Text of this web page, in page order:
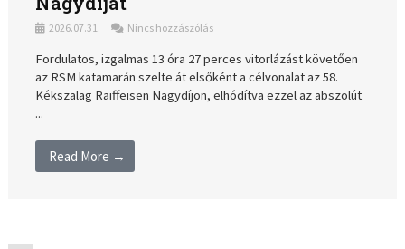
2026.07.31. Nincs hozzászólás
Fordulatos, izgalmas 13 óra 27 perces vitorlázást követően
az RSM katamarán szelte át elsőként a célvonalat az 58.
Kékszalag Raiffeisen Nagydíjon, elhódítva ezzel az abszolút
...
Read More →